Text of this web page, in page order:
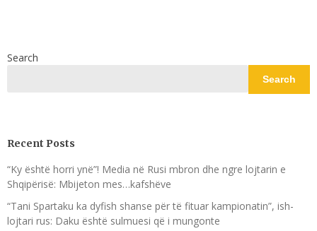
Search
Search
Recent Posts
“Ky është horri ynë”! Media në Rusi mbron dhe ngre lojtarin e
Shqipërisë: Mbijeton mes…kafshëve
“Tani Spartaku ka dyfish shanse për të fituar kampionatin”, ish-
lojtari rus: Daku është sulmuesi që i mungonte